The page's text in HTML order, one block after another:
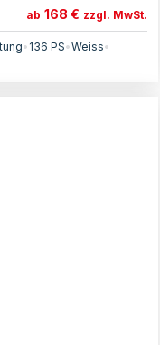
ab 168 € zzgl. MwSt.
• 136 PS•Weiss•